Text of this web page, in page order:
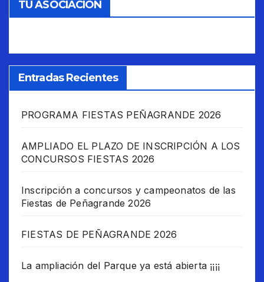
TU ASOCIACIÓN
Entradas Recientes
PROGRAMA FIESTAS PEÑAGRANDE 2026
AMPLIADO EL PLAZO DE INSCRIPCIÓN A LOS
CONCURSOS FIESTAS 2026
Inscripción a concursos y campeonatos de las
Fiestas de Peñagrande 2026
FIESTAS DE PEÑAGRANDE 2026
La ampliación del Parque ya está abierta ¡¡¡¡